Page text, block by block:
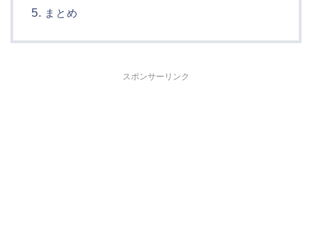
まとめ
スポンサーリンク